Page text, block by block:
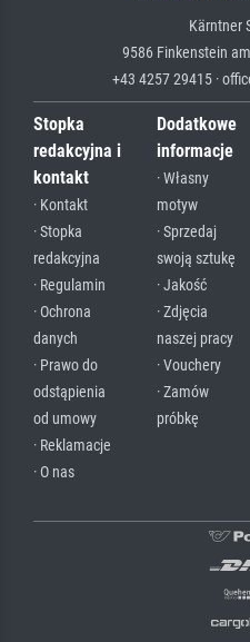
Kärntner
9586 Finkenstein
+43 4257 29415 ·
Stopka
redakcyjna i
kontakt
· Kontakt
· Stopka
redakcyjna
· Regulamin
· Ochrona
danych
· Prawo do
odstąpienia
od umowy
· Reklamacje
· O nas
Dodatkowe
informacje
· Własny
motyw
· Sprzedaj
swoją sztukę
· Jakość
· Zdjęcia
naszej pracy
· Vouchery
· Zamów
próbkę